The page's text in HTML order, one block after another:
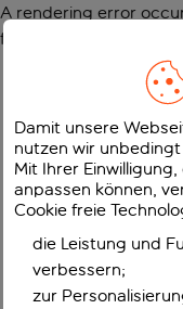
A rendering error
function
Damit unsere
nutzen wir
Mit Ihrer
anpassen können,
Cookie freie
die Leistung und
verbessern;
zur